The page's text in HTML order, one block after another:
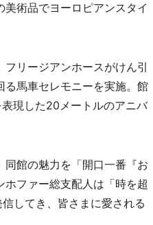
術品でヨーロピアンスタイ
リージアンホースがけん引
馬車セレモニーを実施。館
現した20メートルのアニバ
館の魅力を「開口一番『お
ファー総支配人は「時を超
してき、皆さまに愛される